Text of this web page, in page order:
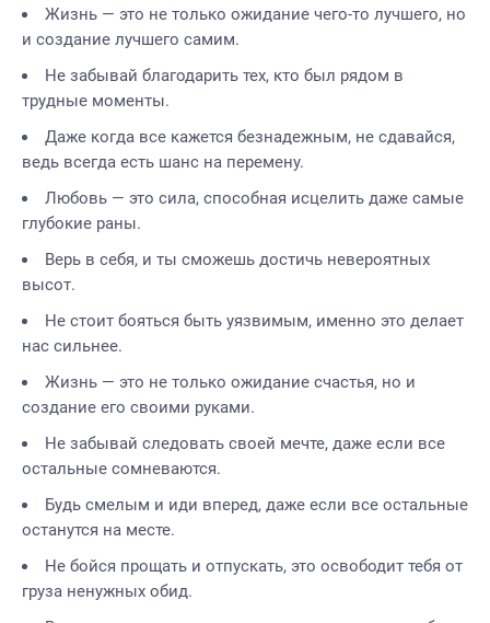
Жизнь — это не только ожидание чего-то лучшего, но
и создание лучшего самим.
Не забывай благодарить тех, кто был рядом в
трудные моменты.
Даже когда все кажется безнадежным, не сдавайся,
ведь всегда есть шанс на перемену.
Любовь — это сила, способная исцелить даже самые
глубокие раны.
Верь в себя, и ты сможешь достичь невероятных
высот.
Не стоит бояться быть уязвимым, именно это делает
нас сильнее.
Жизнь — это не только ожидание счастья, но и
создание его своими руками.
Не забывай следовать своей мечте, даже если все
остальные сомневаются.
Будь смелым и иди вперед, даже если все остальные
останутся на месте.
Не бойся прощать и отпускать, это освободит тебя от
груза ненужных обид.